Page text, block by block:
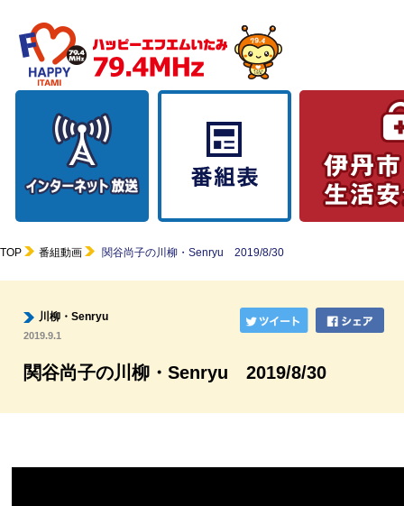
TOP 番組動画 関谷尚子の川柳・Senryu 2019/8/30
川柳・Senryu
2019.9.1
関谷尚子の川柳・Senryu 2019/8/30